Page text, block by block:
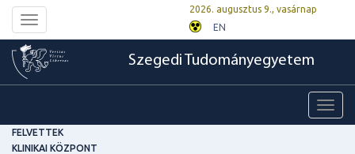
Toggle
navigation
2026. augusztus 9., vasárnap
EN
Szegedi Tudományegyetem
FELVETTEK
KLINIKAI KÖZPONT